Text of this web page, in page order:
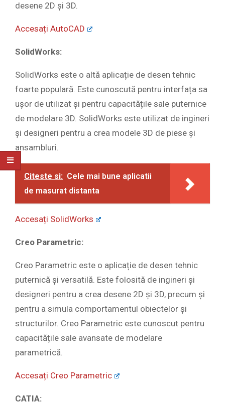
desene 2D și 3D.
Accesați AutoCAD
SolidWorks:
SolidWorks este o altă aplicație de desen tehnic
foarte populară. Este cunoscută pentru interfața sa
ușor de utilizat și pentru capacitățile sale puternice
de modelare 3D. SolidWorks este utilizat de ingineri
și designeri pentru a crea modele 3D de piese și
ansambluri.
Citeste si: Cele mai bune aplicatii
de masurat distanta
Accesați SolidWorks
Creo Parametric:
Creo Parametric este o aplicație de desen tehnic
puternică și versatilă. Este folosită de ingineri și
designeri pentru a crea desene 2D și 3D, precum și
pentru a simula comportamentul obiectelor și
structurilor. Creo Parametric este cunoscut pentru
capacitățile sale avansate de modelare
parametrică.
Accesați Creo Parametric
CATIA: